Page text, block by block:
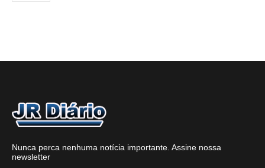
Nunca perca nenhuma notícia importante. Assine nossa
newsletter